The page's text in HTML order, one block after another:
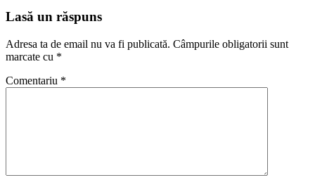
Lasă un răspuns
Adresa ta de email nu va fi publicată. Câmpurile obligatorii sunt
marcate cu *
Comentariu *